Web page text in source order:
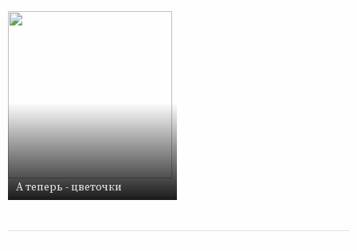
А теперь - цветочки